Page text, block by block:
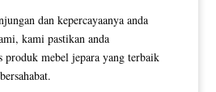
dan kepercayaanya anda
kami pastikan anda
produk mebel jepara yang terbaik